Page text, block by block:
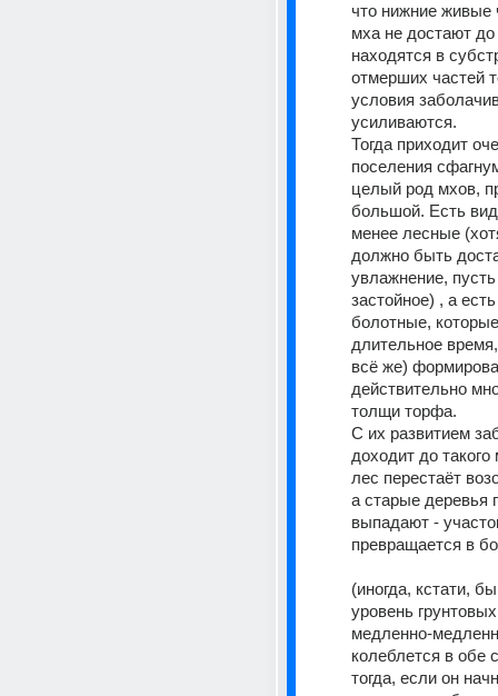
что нижние живые
мха не достают
находятся в
отмерших частей
условия
усиливаются.
Тогда приходит
поселения
целый род мхов,
большой. Есть
менее лесные
должно быть
увлажнение,
застойное) , а
болотные,
длительное
всё же)
действительно
толщи торфа.
С их развитием
доходит до
лес перестаёт
а старые деревья
выпадают -
превращается в
(иногда, кстати,
уровень
медленно-
колеблется в обе
тогда, если он